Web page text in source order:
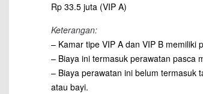
Rp 33.5 juta (VIP A)
Keterangan:
– Kamar tipe VIP A dan VIP B memiliki
– Biaya ini termasuk perawatan pasca
– Biaya perawatan ini belum termasuk
atau bayi.